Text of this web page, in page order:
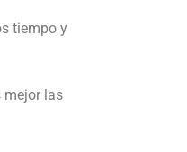
tiempo y
mejor las